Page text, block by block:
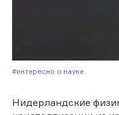
#Интересно о науке
Нидерландские